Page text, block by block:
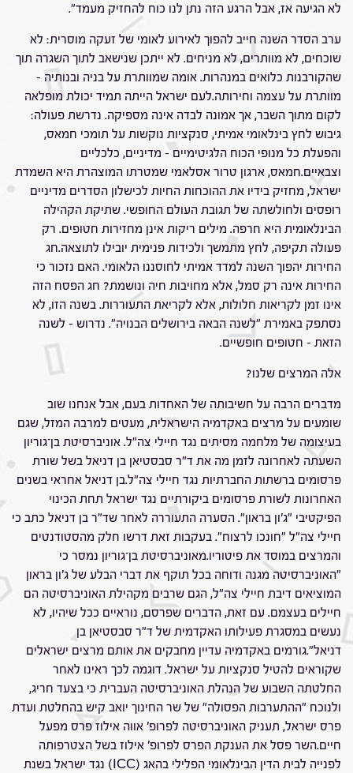
לא הגיעה אז, אבל הרגע הזה נתן לנו כוח להחזיק מעמד".
ערב הסדר השנה חייב להפוך לאירוע לאומי של זעקה מוסרית: לא
שוכחים, לא מוותרים, לא מניחים. לא ייתכן שנישאב לתוך השגרה תוך
שהקורבנות כלואים במנהרות. אומה שמוותרת על בניה ובנותיה –
מוותרת על עצמה וחירותה.לעם ישראל הייתה תמיד יכולת מופלאה
לקום מתוך השבר, אך אמונה לבדה אינה מספיקה. נדרשת פעולה:
גיבוש לחץ בינלאומי אמיתי, סנקציות נוקשות על תומכי חמאס,
והפעלת כל מנופי הכוח הלגיטימיים – מדיניים, כלכליים
וצבאיים.חמאס, ארגון טרור אסלאמי שמטרתו המוצהרת היא השמדת
ישראל, מחזיק בידיו את ההוכחות החיות לכישלון הסדרים מדיניים
רופסים ולחולשתה של תגובת העולם החופשי. שתיקת הקהילה
הבינלאומית היא חרפה. מילים ריקות אינן מחזירות חטופים. רק
פעולה תקיפה, לחץ מתמשך ולכידות פנימית יובילו לתוצאה.חג
החירות יהפוך השנה למדד אמיתי לחוסננו הלאומי. האם נזכור כי
החירות אינה רק סמל, אלא מחויבות חיה ונושמת? חג הפסח הזה
אינו זמן לקריאות חלולות, אלא לקריאת התעוררות. בשנה הזו, לא
נסתפק באמירת "לשנה הבאה בירושלים הבנויה". נדרוש – לשנה
הזאת – חטופים חופשיים.
אלה המרצים שלנו?
מדברים הרבה על חשיבותה של האחדות בעם, אבל אנחנו שוב
שומעים על מרצים באקדמיה הישראלית, מעטים למרבה המזל, שגם
בעיצומה של מלחמה מסיתים נגד חיילי צה"ל. אוניברסיטת בן־גוריון
השעתה לאחרונה לזמן מה את ד"ר סבסטיאן בן דניאל בשל שורת
פרסומים ברשתות החברתיות נגד חיילי צה"ל.בן דניאל אחראי בשנים
האחרונות לשורת פרסומים ביקורתיים נגד ישראל תחת הכינוי
הפיקטיבי "ג'ון בראון". הסערה התעוררה לאחר שד"ר בן דניאל כתב כי
חיילי צה"ל "חונכו לרצוח". בעקבות זאת דרשו חלק מהסטודנטים
והמרצים במוסד את פיטוריו.מאוניברסיטת בן־גוריון נמסר כי
"האוניברסיטה מגנה ודוחה בכל תוקף את דברי הבלע של ג'ון בראון
המוציאים דיבת חיילי צה"ל, הגם שרבים מקהילת האוניברסיטה הם
חיילים בעצמם. עם זאת, הדברים שפרסם, נוראיים ככל שיהיו, לא
נעשים במסגרת פעילותו האקדמית של ד"ר סבסטיאן בן
דניאל".גורמים באקדמיה עדיין מחבקים את אותם מרצים ישראלים
שקוראים להטיל סנקציות על ישראל. דוגמה לכך ראינו לאחר
החלטתה השבוע של הנהלת האוניברסיטה העברית כי בצעד חריג,
ולנוכח "ההתערבות הפסולה" של שר החינוך יואב קיש בהחלטת ועדת
פרס ישראל, תעניק האוניברסיטה לפרופ' אווה אילוז פרס מפעל
חיים.השר פסל את הענקת הפרס לפרופ' אילוז בשל הצטרפותה
לפנייה לבית הדין הבינלאומי הפלילי בהאג (ICC) נגד ישראל בשנת